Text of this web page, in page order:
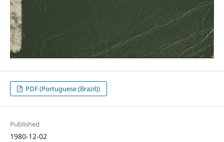
PDF (Portuguese (Brazil))
Published
1980-12-02